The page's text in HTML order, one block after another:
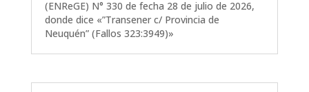
(ENReGE) N° 330 de fecha 28 de julio de 2026,
donde dice «”Transener c/ Provincia de
Neuquén” (Fallos 323:3949)»